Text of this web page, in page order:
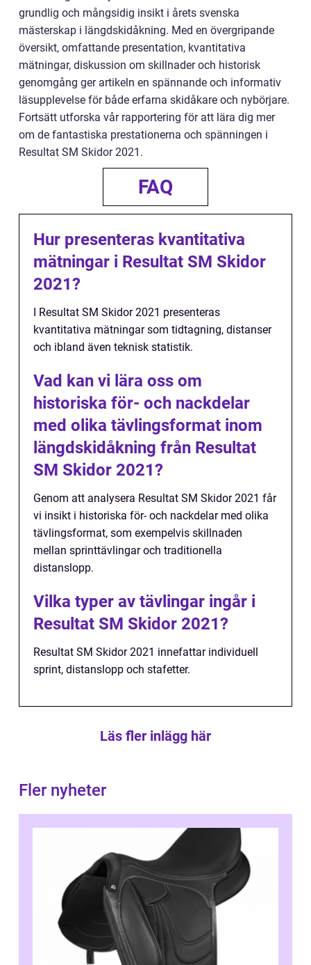
grundlig och mångsidig insikt i årets svenska
mästerskap i längdskidåkning. Med en övergripande
översikt, omfattande presentation, kvantitativa
mätningar, diskussion om skillnader och historisk
genomgång ger artikeln en spännande och informativ
läsupplevelse för både erfarna skidåkare och nybörjare.
Fortsätt utforska vår rapportering för att lära dig mer
om de fantastiska prestationerna och spänningen i
Resultat SM Skidor 2021.
FAQ
Hur presenteras kvantitativa
mätningar i Resultat SM Skidor
2021?
I Resultat SM Skidor 2021 presenteras
kvantitativa mätningar som tidtagning, distanser
och ibland även teknisk statistik.
Vad kan vi lära oss om
historiska för- och nackdelar
med olika tävlingsformat inom
längdskidåkning från Resultat
SM Skidor 2021?
Genom att analysera Resultat SM Skidor 2021 får
vi insikt i historiska för- och nackdelar med olika
tävlingsformat, som exempelvis skillnaden
mellan sprinttävlingar och traditionella
distanslopp.
Vilka typer av tävlingar ingår i
Resultat SM Skidor 2021?
Resultat SM Skidor 2021 innefattar individuell
sprint, distanslopp och stafetter.
Läs fler inlägg här
Fler nyheter